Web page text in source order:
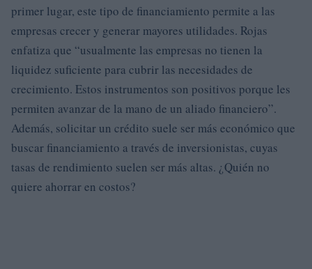
primer lugar, este tipo de financiamiento permite a las
empresas crecer y generar mayores utilidades. Rojas
enfatiza que “usualmente las empresas no tienen la
liquidez suficiente para cubrir las necesidades de
crecimiento. Estos instrumentos son positivos porque les
permiten avanzar de la mano de un aliado financiero”.
Además, solicitar un crédito suele ser más económico que
buscar financiamiento a través de inversionistas, cuyas
tasas de rendimiento suelen ser más altas. ¿Quién no
quiere ahorrar en costos?